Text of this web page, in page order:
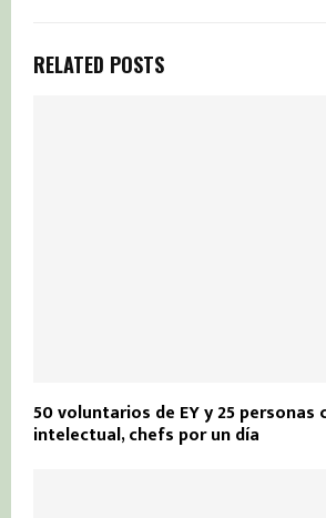
RELATED POSTS
50 voluntarios de EY y 25 personas
intelectual, chefs por un día